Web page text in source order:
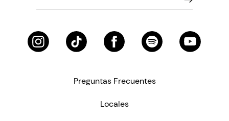
Preguntas Frecuentes
Locales